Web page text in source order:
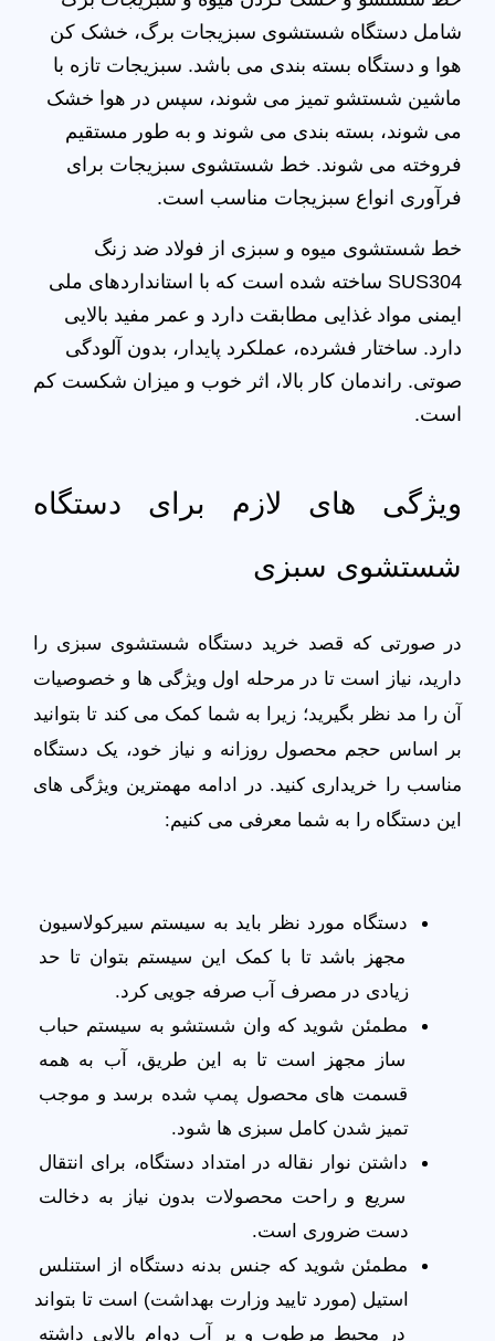
شامل دستگاه شستشوی سبزیجات برگ، خشک کن
هوا و دستگاه بسته بندی می باشد. سبزیجات تازه با
ماشین شستشو تمیز می شوند، سپس در هوا خشک
می شوند، بسته بندی می شوند و به طور مستقیم
فروخته می شوند. خط شستشوی سبزیجات برای
فرآوری انواع سبزیجات مناسب است.
خط شستشوی میوه و سبزی از فولاد ضد زنگ
SUS304 ساخته شده است که با استانداردهای ملی
ایمنی مواد غذایی مطابقت دارد و عمر مفید بالایی
دارد. ساختار فشرده، عملکرد پایدار، بدون آلودگی
صوتی. راندمان کار بالا، اثر خوب و میزان شکست کم
است.
شستشوی سبزی
این دستگاه را به شما معرفی می‌ کنیم:
زیادی در مصرف آب صرفه‌ جویی کرد.
تمیز شدن کامل سبزی‌ ها شود.
دست ضروری است.